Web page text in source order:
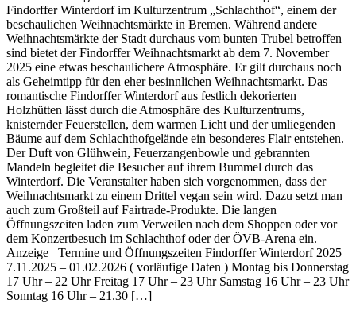
Findorffer Winterdorf im Kulturzentrum „Schlachthof“, einem der
beschaulichen Weihnachtsmärkte in Bremen. Während andere
Weihnachtsmärkte der Stadt durchaus vom bunten Trubel betroffen
sind bietet der Findorffer Weihnachtsmarkt ab dem 7. November
2025 eine etwas beschaulichere Atmosphäre. Er gilt durchaus noch
als Geheimtipp für den eher besinnlichen Weihnachtsmarkt. Das
romantische Findorffer Winterdorf aus festlich dekorierten
Holzhütten lässt durch die Atmosphäre des Kulturzentrums,
knisternder Feuerstellen, dem warmen Licht und der umliegenden
Bäume auf dem Schlachthofgelände ein besonderes Flair entstehen.
Der Duft von Glühwein, Feuerzangenbowle und gebrannten
Mandeln begleitet die Besucher auf ihrem Bummel durch das
Winterdorf. Die Veranstalter haben sich vorgenommen, dass der
Weihnachtsmarkt zu einem Drittel vegan sein wird. Dazu setzt man
auch zum Großteil auf Fairtrade-Produkte. Die langen
Öffnungszeiten laden zum Verweilen nach dem Shoppen oder vor
dem Konzertbesuch im Schlachthof oder der ÖVB-Arena ein.
Anzeige Termine und Öffnungszeiten Findorffer Winterdorf 2025
7.11.2025 – 01.02.2026 ( vorläufige Daten ) Montag bis Donnerstag
17 Uhr – 22 Uhr Freitag 17 Uhr – 23 Uhr Samstag 16 Uhr – 23 Uhr
Sonntag 16 Uhr – 21.30 […]